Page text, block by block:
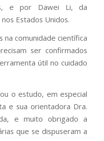
e por Dawei Li, da
Estados Unidos.
na comunidade científica
ser confirmados
útil no cuidado
o estudo, em especial
e sua orientadora Dra.
e muito obrigado a
que se dispuseram a